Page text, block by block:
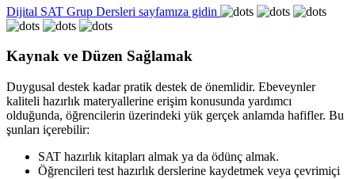
Dijital SAT Grup Dersleri sayfamıza gidin
Kaynak ve Düzen Sağlamak
Duygusal destek kadar pratik destek de önemlidir. Ebeveynler
kaliteli hazırlık materyallerine erişim konusunda yardımcı
olduğunda, öğrencilerin üzerindeki yük gerçek anlamda hafifler. Bu
şunları içerebilir:
SAT hazırlık kitapları almak ya da ödünç almak.
Öğrencileri test hazırlık derslerine kaydetmek veya çevrimiçi